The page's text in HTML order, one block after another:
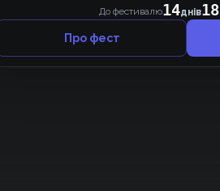
До фестивалю14днів18
Про фест